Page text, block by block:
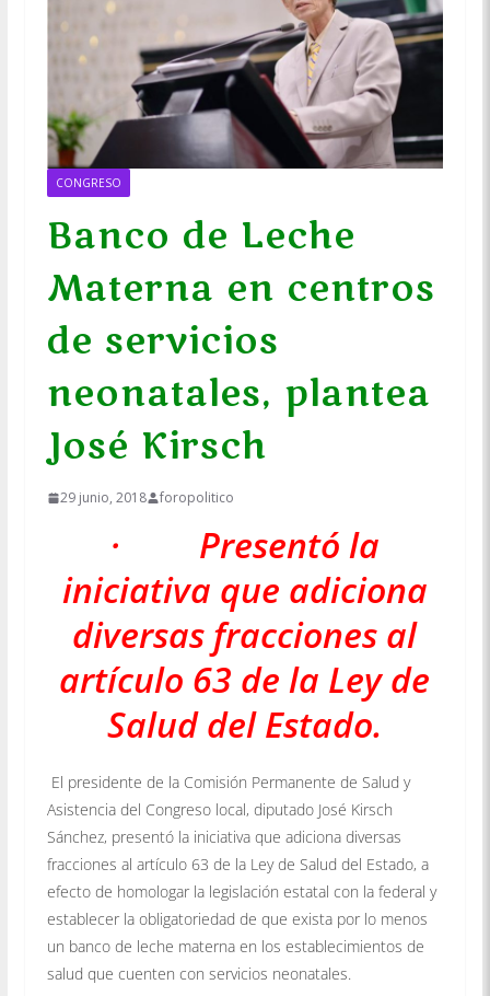
CONGRESO
Banco de Leche
Materna en centros
de servicios
neonatales, plantea
José Kirsch
29 junio, 2018 foropolitico
· Presentó la
iniciativa que adiciona
diversas fracciones al
artículo 63 de la Ley de
Salud del Estado.
El presidente de la Comisión Permanente de Salud y
Asistencia del Congreso local, diputado José Kirsch
Sánchez, presentó la iniciativa que adiciona diversas
fracciones al artículo 63 de la Ley de Salud del Estado, a
efecto de homologar la legislación estatal con la federal y
establecer la obligatoriedad de que exista por lo menos
un banco de leche materna en los establecimientos de
salud que cuenten con servicios neonatales.